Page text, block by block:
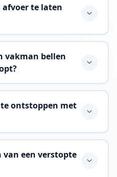
afvoer te laten
vakman bellen
ontstoppen met
van een verstopte